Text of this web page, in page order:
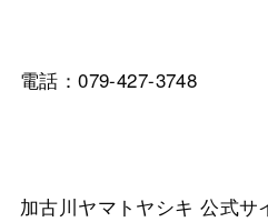
電話：079-427-3748
加古川ヤマトヤシキ 公式サ